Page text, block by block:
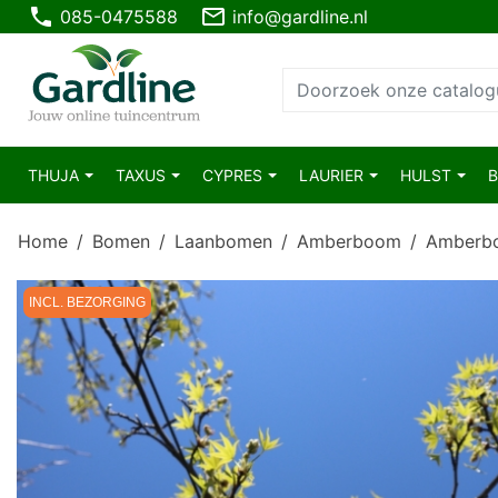
phone 085-0475588 mail_outline info@gardline.nl
THUJA TAXUS CYPRES LAURIER HULST
Home Bomen Laanbomen Amberboom
INCL. BEZORGING